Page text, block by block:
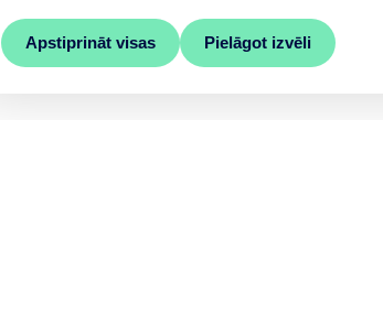
Apstiprināt visas Pielāgot izvēli